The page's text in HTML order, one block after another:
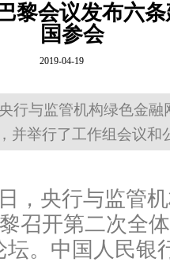
黎会议发布六
国参会
2019-04-19
行与监管机构绿色金融
并举行了工作组会议和
日，央行与监管
召开第二次全
。中国人民银